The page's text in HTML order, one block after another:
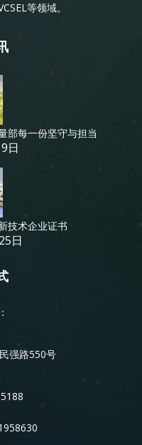
等领域。
部每一份坚守与担当
日
技术企业证书
日
强路550号